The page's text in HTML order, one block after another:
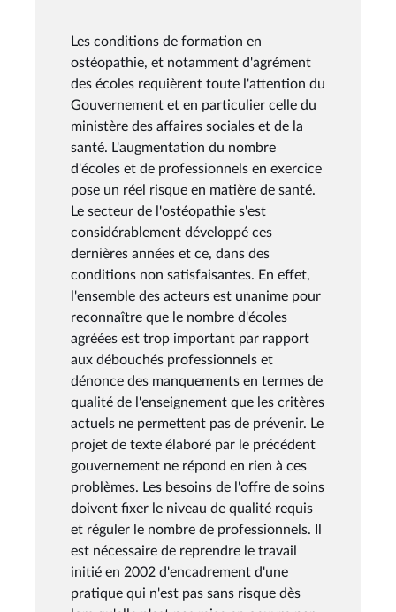
Les conditions de formation en
ostéopathie, et notamment d'agrément
des écoles requièrent toute l'attention du
Gouvernement et en particulier celle du
ministère des affaires sociales et de la
santé. L'augmentation du nombre
d'écoles et de professionnels en exercice
pose un réel risque en matière de santé.
Le secteur de l'ostéopathie s'est
considérablement développé ces
dernières années et ce, dans des
conditions non satisfaisantes. En effet,
l'ensemble des acteurs est unanime pour
reconnaître que le nombre d'écoles
agréées est trop important par rapport
aux débouchés professionnels et
dénonce des manquements en termes de
qualité de l'enseignement que les critères
actuels ne permettent pas de prévenir. Le
projet de texte élaboré par le précédent
gouvernement ne répond en rien à ces
problèmes. Les besoins de l'offre de soins
doivent fixer le niveau de qualité requis
et réguler le nombre de professionnels. Il
est nécessaire de reprendre le travail
initié en 2002 d'encadrement d'une
pratique qui n'est pas sans risque dès